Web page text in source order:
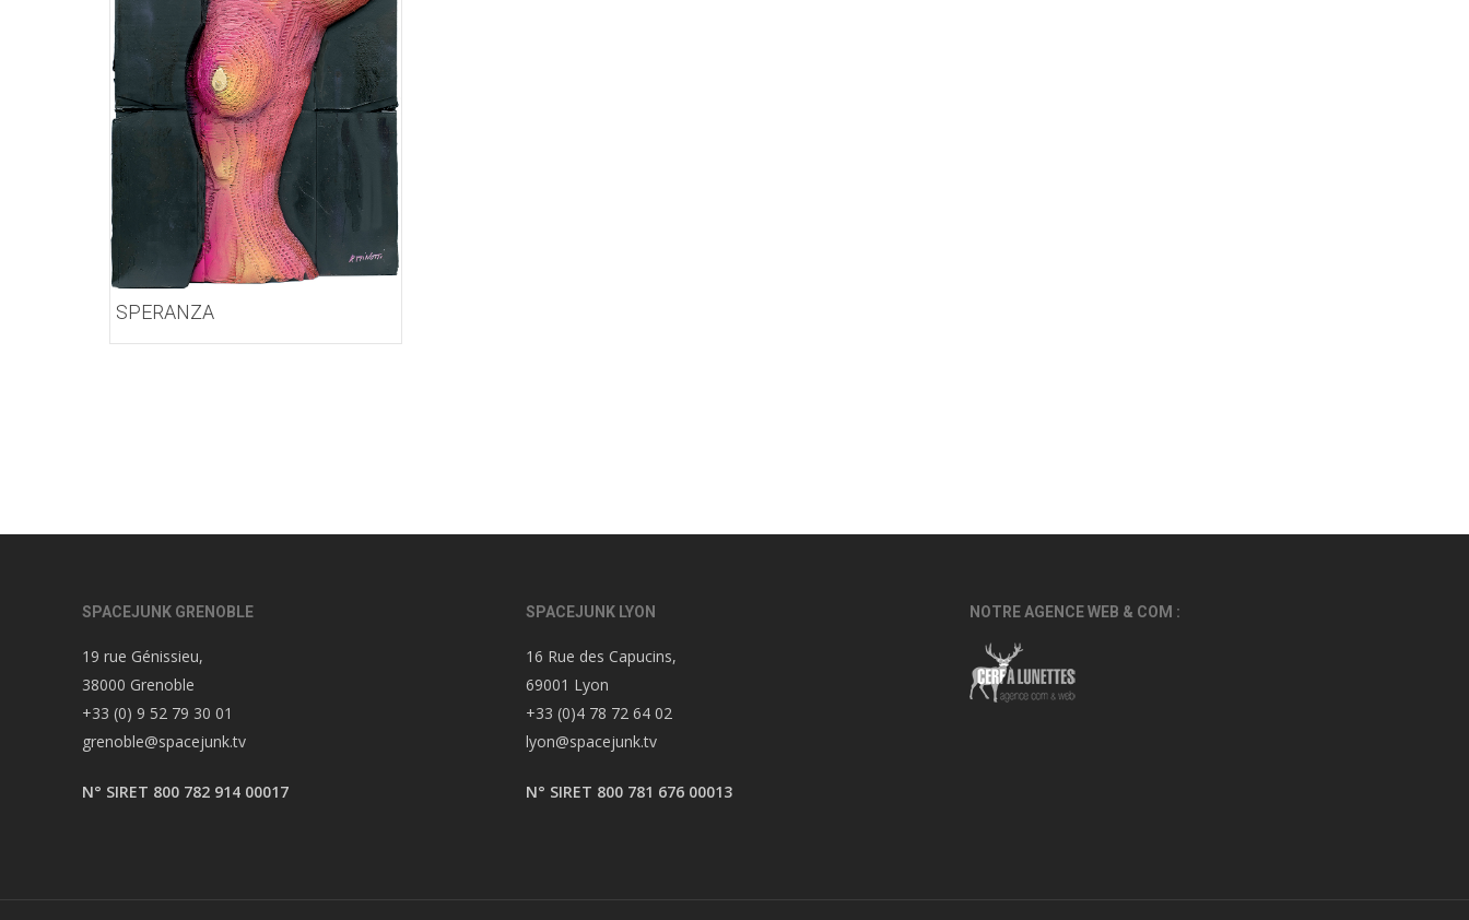
SPERANZA
SPACEJUNK GRENOBLE
19 rue Génissieu,
38000 Grenoble
+33 (0) 9 52 79 30 01
grenoble@spacejunk.tv
N° SIRET 800 782 914 00017
SPACEJUNK LYON
16 Rue des Capucins,
69001 Lyon
+33 (0)4 78 72 64 02
lyon@spacejunk.tv
N° SIRET 800 781 676 00013
NOTRE AGENCE WEB & COM :